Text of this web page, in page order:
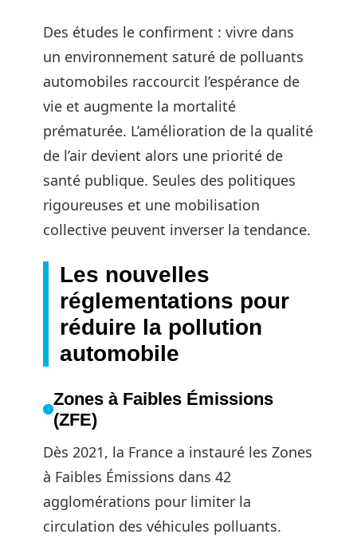
Des études le confirment : vivre dans
un environnement saturé de polluants
automobiles raccourcit l’espérance de
vie et augmente la mortalité
prématurée. L’amélioration de la qualité
de l’air devient alors une priorité de
santé publique. Seules des politiques
rigoureuses et une mobilisation
collective peuvent inverser la tendance.
Les nouvelles
réglementations pour
réduire la pollution
automobile
Zones à Faibles Émissions
(ZFE)
Dès 2021, la France a instauré les Zones
à Faibles Émissions dans 42
agglomérations pour limiter la
circulation des véhicules polluants.